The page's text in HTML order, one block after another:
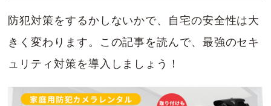
防犯対策をするかしないかで、自宅の安全性は大
きく変わります。この記事を読んで、最強のセキ
ュリティ対策を導入しましょう！